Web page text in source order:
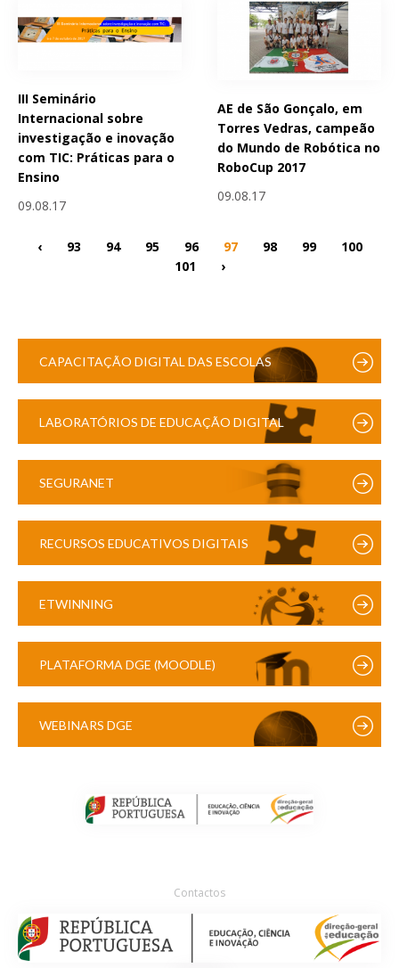
III Seminário
Internacional sobre
investigação e inovação
com TIC: Práticas para o
Ensino
09.08.17
AE de São Gonçalo, em
Torres Vedras, campeão
do Mundo de Robótica no
RoboCup 2017
09.08.17
‹ 93 94 95 96 97 98 99
100
101
›
CAPACITAÇÃO DIGITAL DAS ESCOLAS
LABORATÓRIOS DE EDUCAÇÃO DIGITAL
SEGURANET
RECURSOS EDUCATIVOS DIGITAIS
ETWINNING
PLATAFORMA DGE (MOODLE)
WEBINARS DGE
Contactos